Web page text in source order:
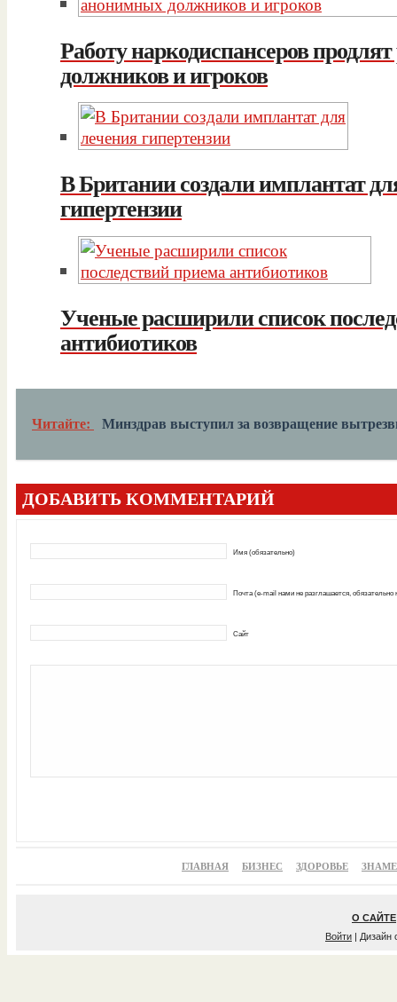
Работу наркодиспансеров
должников и игроков
В Британии создали имплантат
гипертензии
Ученые расширили список
антибиотиков
Читайте: Минздрав выступил за возвращение
ДОБАВИТЬ КОММЕНТАРИЙ
Имя (обязательно)
Почта (e-mail нами не разглашается, обязательно
Сайт
ГЛАВНАЯ БИЗНЕС ЗДОРОВЬЕ
О САЙТЕ
Войти | Дизайн